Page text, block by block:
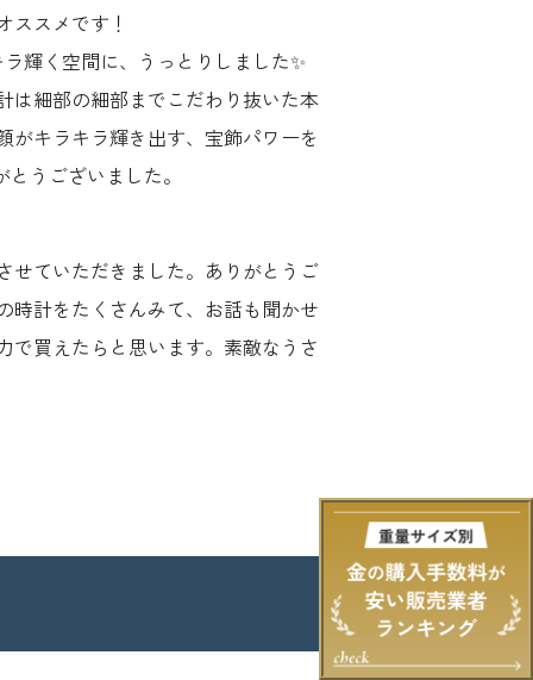
スメです！
輝く空間に、うっとりしました✨
は細部の細部までこだわり抜いた本
キラキラ輝き出す、宝飾パワーを
うございました。
せていただきました。ありがとうご
時計をたくさんみて、お話も聞かせ
で買えたらと思います。素敵なうさ